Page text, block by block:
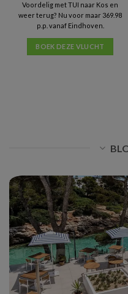
Voordelig met TUI naar Kos en
weer terug? Nu voor maar 369.98
p.p. vanaf Eindhoven.
BOEK DEZE VLUCHT